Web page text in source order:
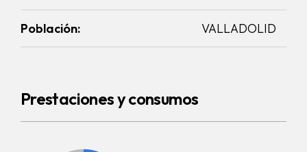
Población: VALLADOLID
Prestaciones y consumos